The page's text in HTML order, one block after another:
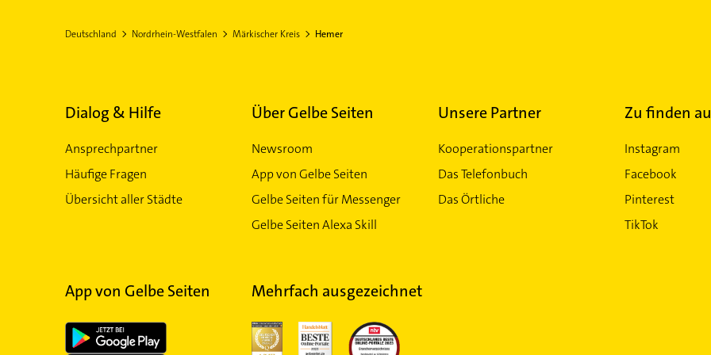
Deutschland Nordrhein-Westfalen Märkischer Kreis Hemer
Dialog & Hilfe
Ansprechpartner
Häufige Fragen
Übersicht aller Städte
Über Gelbe Seiten
Newsroom
App von Gelbe Seiten
Gelbe Seiten für Messenger
Gelbe Seiten Alexa Skill
Unsere Partner
Kooperationspartner
Das Telefonbuch
Das Örtliche
Zu finden
Instagram
Facebook
Pinterest
TikTok
App von Gelbe Seiten Mehrfach ausgezeichnet